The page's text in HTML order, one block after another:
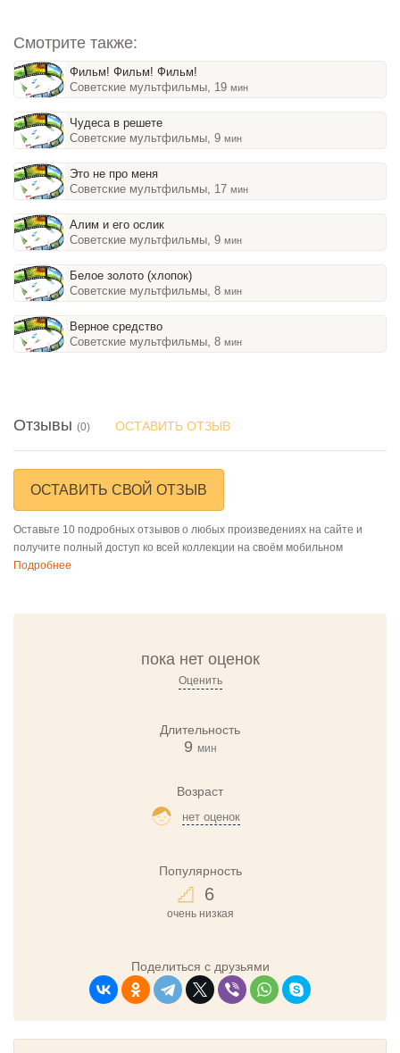
Смотрите также:
Фильм! Фильм! Фильм!
Советские мультфильмы, 19мин
Чудеса в решете
Советские мультфильмы, 9мин
Это не про меня
Советские мультфильмы, 17мин
Алим и его ослик
Советские мультфильмы, 9мин
Белое золото (хлопок)
Советские мультфильмы, 8мин
Верное средство
Советские мультфильмы, 8мин
Отзывы (0) ОСТАВИТЬ ОТЗЫВ
ОСТАВИТЬ СВОЙ ОТЗЫВ
Оставьте 10 подробных отзывов о любых произведениях на сайте и
получите полный доступ ко всей коллекции на своём мобильном
Подробнее
пока нет оценок
Оценить
Длительность
9 мин
Возраст
нет оценок
Популярность
6
очень низкая
Поделиться с друзьями